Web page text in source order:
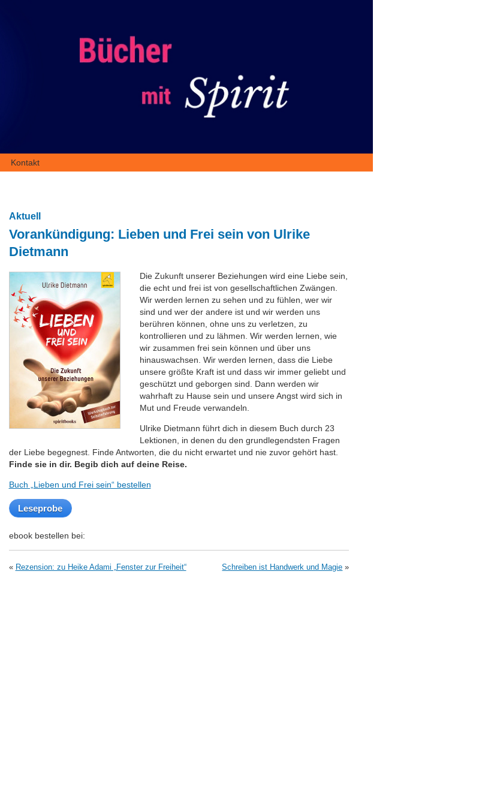
Kontakt
Aktuell
Vorankündigung: Lieben und Frei sein von Ulrike
Dietmann
Die Zukunft unserer Beziehungen wird eine Liebe sein,
die echt und frei ist von gesellschaftlichen Zwängen.
Wir werden lernen zu sehen und zu fühlen, wer wir
sind und wer der andere ist und wir werden uns
berühren können, ohne uns zu verletzen, zu
kontrollieren und zu lähmen. Wir werden lernen, wie
wir zusammen frei sein können und über uns
hinauswachsen. Wir werden lernen, dass die Liebe
unsere größte Kraft ist und dass wir immer geliebt und
geschützt und geborgen sind. Dann werden wir
wahrhaft zu Hause sein und unsere Angst wird sich in
Mut und Freude verwandeln.
Ulrike Dietmann führt dich in diesem Buch durch 23
Lektionen, in denen du den grundlegendsten Fragen
der Liebe begegnest. Finde Antworten, die du nicht erwartet und nie zuvor gehört hast.
Finde sie in dir. Begib dich auf deine Reise.
Buch „Lieben und Frei sein“ bestellen
Leseprobe
ebook bestellen bei:
« Rezension: zu Heike Adami „Fenster zur Freiheit“ Schreiben ist Handwerk und Magie »